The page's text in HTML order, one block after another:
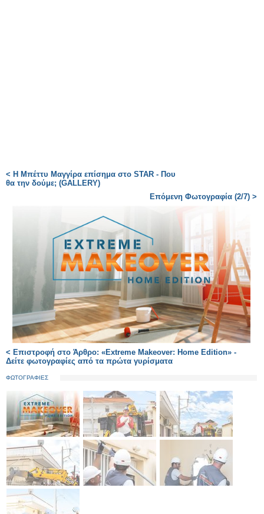
< Η Μπέττυ Μαγγίρα επίσημα στο STAR - Που
θα την δούμε; (GALLERY)
Επόμενη Φωτογραφία (2/7) >
< Επιστροφή στο Άρθρο: «Extreme Makeover: Home Edition» -
Δείτε φωτογραφίες από τα πρώτα γυρίσματα
ΦΩΤΟΓΡΑΦΙΕΣ